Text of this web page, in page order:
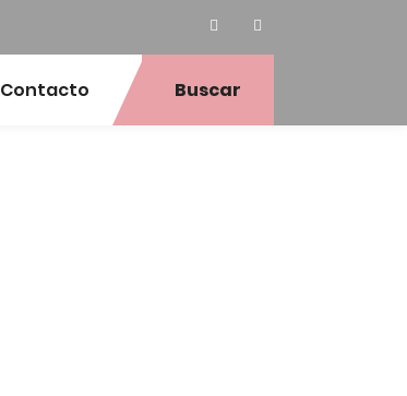
Contacto Buscar